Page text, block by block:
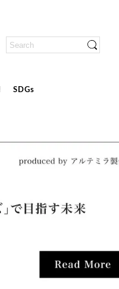
SDGs